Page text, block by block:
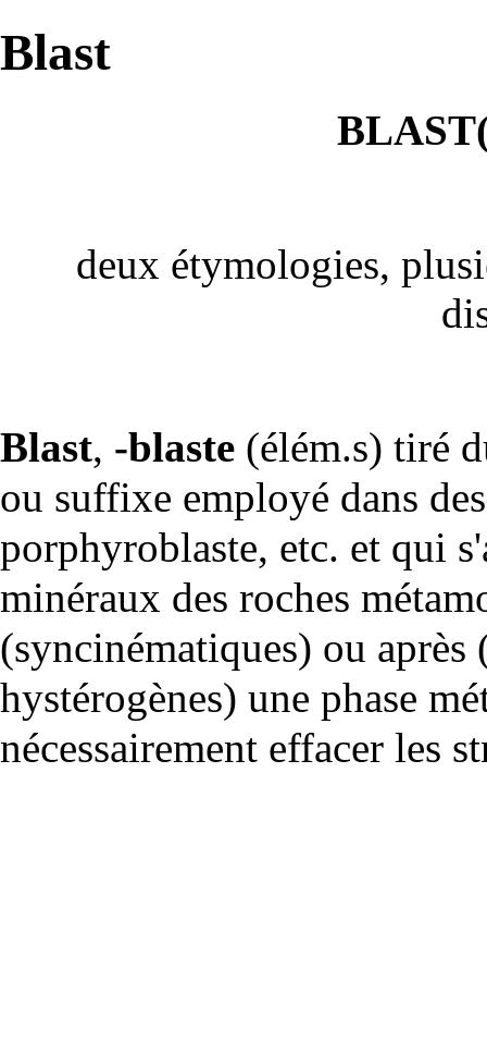
Blast
deux étymologies,
Blast, -blaste (élém.s) tiré
ou suffixe employé dans
porphyroblaste, etc. et qui
minéraux des roches
(syncinématiques) ou après
hystérogènes) une phase
nécessairement effacer les